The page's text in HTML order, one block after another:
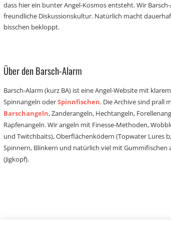
dass hier ein bunter Angel-Kosmos entsteht. Wir
freundliche Diskussionskultur. Natürlich macht
bisschen bekloppt.
Über den Barsch-Alarm
Barsch-Alarm (kurz BA) ist eine Angel-Website mit
Spinnangeln oderSpinnfischen. Die Archive sind prall
Barschangeln, Zanderangeln, Hechtangeln,
Rapfenangeln. Wir angeln mit Finesse-Methoden,
und Twitchbaits), Oberflächenködern (Topwater Lures
Spinnern, Blinkern und natürlich viel mit Gummifischen
(Jigkopf).